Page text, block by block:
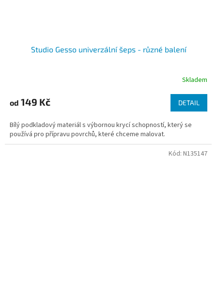
Studio Gesso univerzální šeps - různé balení
Skladem
od 149 Kč DETAIL
Bílý podkladový materiál s výbornou krycí schopností, který se
používá pro přípravu povrchů, které chceme malovat.
Kód: N135147